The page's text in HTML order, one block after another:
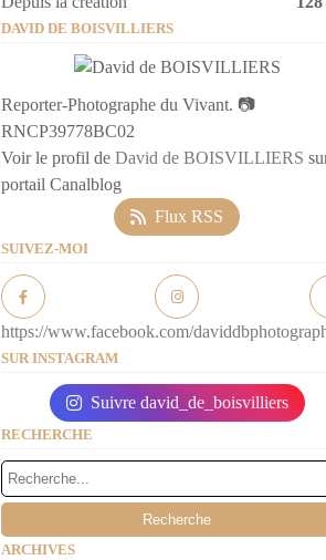
DAVID DE BOISVILLIERS
Reporter-Photographe du Vivant. 📷
RNCP39778BC02
Voir le profil de David de BOISVILLIERS
portail Canalblog
Flux RSS
SUIVEZ-MOI
https://www.facebook.com/
SUR INSTAGRAM
Suivre david_de_boisvilliers
RECHERCHE
ARCHIVES